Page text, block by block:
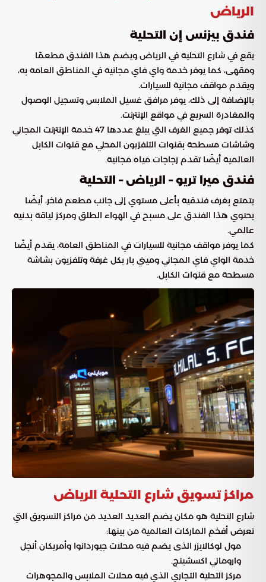
الرياض
فندق بيزنس إن التحلية
يقع في شارع التحلية في الرياض ويضم هذا الفندق مطعمًا
ومقهى، كما يوفر خدمة واي فاي مجانية في المناطق العامة به،
ويقدم مواقف مجانية للسيارات.
بالإضافة إلى ذلك، يوفر مرافق غسيل الملابس وتسجيل الوصول
والمغادرة السريع في مواقع الإنترنت.
كذلك توفر جميع الغرف التي يبلغ عددها 47 خدمة الإنترنت المجاني
وشاشات مسطحة بقنوات التلفزيون المحلي مع قنوات الكابل
العالمية أيضًا تقدم زجاجات مياه مجانية.
فندق ميرا تريو – الرياض – التحلية
يتمتع بغرف فندقية بأعلى مستوي إلى جانب مطعم فاخر، أيضًا
يحتوي هذا الفندق على مسبح في الهواء الطلق ومركز لياقة بدنية
عالمي.
كما يوفر مواقف مجانية للسيارات في المناطق العامة، يقدم أيضًا
خدمة الواي فاي المجاني وميني بار بكل غرفة وتلفزيون بشاشة
مسطحة مع قنوات الكابل.
مراكز تسويق شارع التحلية الرياض
شارع التحلية هو مكان يضم العديد العديد من مراكز التسويق التي
تعرض أفخم الماركات العالمية من بينها:
مول لوكالايزر الذى يضم فيه محلات جيوردانوا وأمريكان أنجل
واروماني اكسشينج.
مركز التحلية التجاري الذي فيه محلات الملابس والمجوهرات